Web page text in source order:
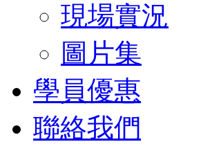
現場實況
圖片集
學員優惠
聯絡我們